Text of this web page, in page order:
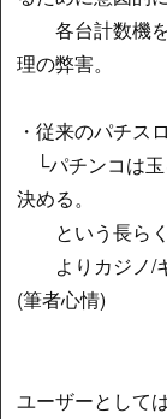
各台計数機を
理の弊害。
・従来のパチス
└パチンコは玉
決める。
という長らく
よりカジノ/ギ
(筆者心情)
ユーザーとして